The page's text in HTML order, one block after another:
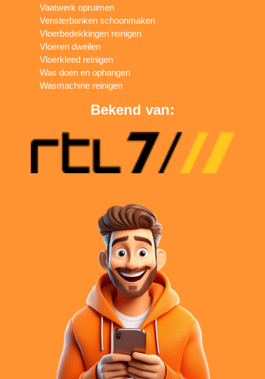
Vaatwerk opruimen
Vensterbanken schoonmaken
Vloerbedekkingen reinigen
Vloeren dweilen
Vloerkleed reinigen
Was doen en ophangen
Wasmachine reinigen
Bekend van: